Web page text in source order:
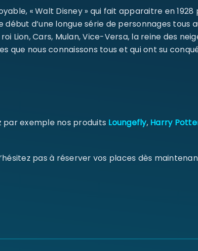
« Walt Disney » qui fait apparaitre en
début d’une longue série de personnages tous
Cars, Mulan, Vice-Versa, la reine des
que nous connaissons tous et qui ont su
par exemple nos produits Loungefly,Harry
pas à réserver vos places dès